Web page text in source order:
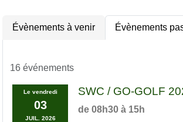
Évènements à venir Évènements
16 événements
Le vendredi
03
JUIL. 2026
SWC / GO-GOLF
de 08h30 à 15h